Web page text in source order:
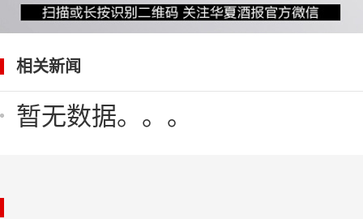
相关新闻
暂无数据。。。